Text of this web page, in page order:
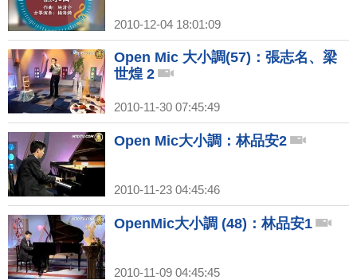
2010-12-04 18:01:09
Open Mic 大小調(57)：張志名、梁
世煌 2
2010-11-30 07:45:49
Open Mic大小調：林品安2
2010-11-23 04:45:46
OpenMic大小調 (48)：林品安1
2010-11-09 04:45:45